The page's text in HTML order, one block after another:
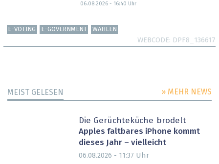
06.08.2026 - 16:40 Uhr
E-VOTING E-GOVERNMENT WAHLEN
WEBCODE DPF8_136617
MEIST GELESEN » MEHR NEWS
Die Gerüchteküche brodelt
Apples faltbares iPhone kommt
dieses Jahr – vielleicht
06.08.2026 - 11:37 Uhr